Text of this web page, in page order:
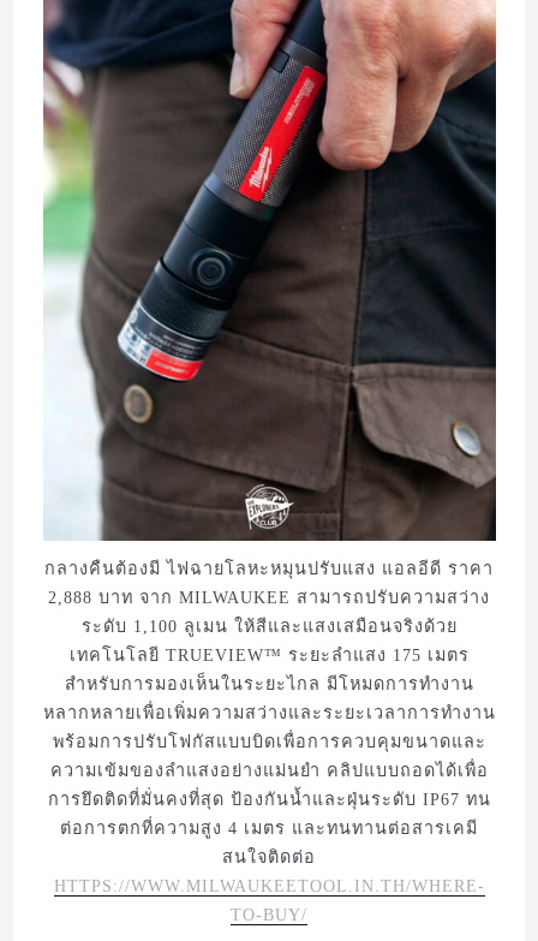
กลางคืนต้องมี ไฟฉายโลหะหมุนปรับแสง แอลอีดี ราคา
2,888 บาท จาก MILWAUKEE สามารถปรับความสว่าง
ระดับ 1,100 ลูเมน ให้สีและแสงเสมือนจริงด้วย
เทคโนโลยี TRUEVIEW™ ระยะลำแสง 175 เมตร
สำหรับการมองเห็นในระยะไกล มีโหมดการทำงาน
หลากหลายเพื่อเพิ่มความสว่างและระยะเวลาการทำงาน
พร้อมการปรับโฟกัสแบบบิดเพื่อการควบคุมขนาดและ
ความเข้มของลำแสงอย่างแม่นยำ คลิปแบบถอดได้เพื่อ
การยึดติดที่มั่นคงที่สุด ป้องกันน้ำและฝุ่นระดับ IP67 ทน
ต่อการตกที่ความสูง 4 เมตร และทนทานต่อสารเคมี
สนใจติดต่อ
HTTPS://WWW.MILWAUKEETOOL.IN.TH/WHERE-
TO-BUY/